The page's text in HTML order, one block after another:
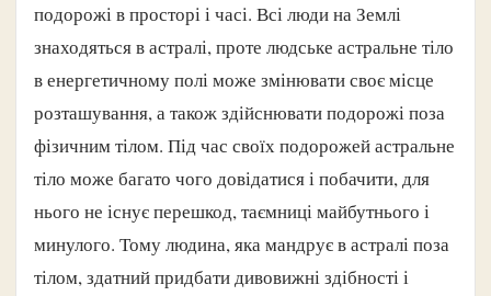
подорожі в просторі і часі. Всі люди на Землі
знаходяться в астралі, проте людське астральне тіло
в енергетичному полі може змінювати своє місце
розташування, а також здійснювати подорожі поза
фізичним тілом. Під час своїх подорожей астральне
тіло може багато чого довідатися і побачити, для
нього не існує перешкод, таємниці майбутнього і
минулого. Тому людина, яка мандрує в астралі поза
тілом, здатний придбати дивовижні здібності і